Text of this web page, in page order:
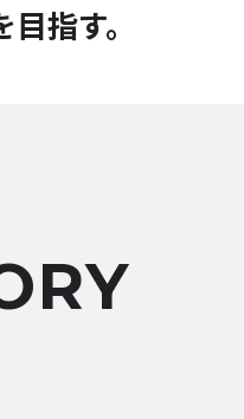
指す。